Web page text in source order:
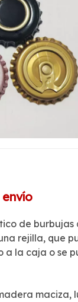
de
rejilla,
la caja o se